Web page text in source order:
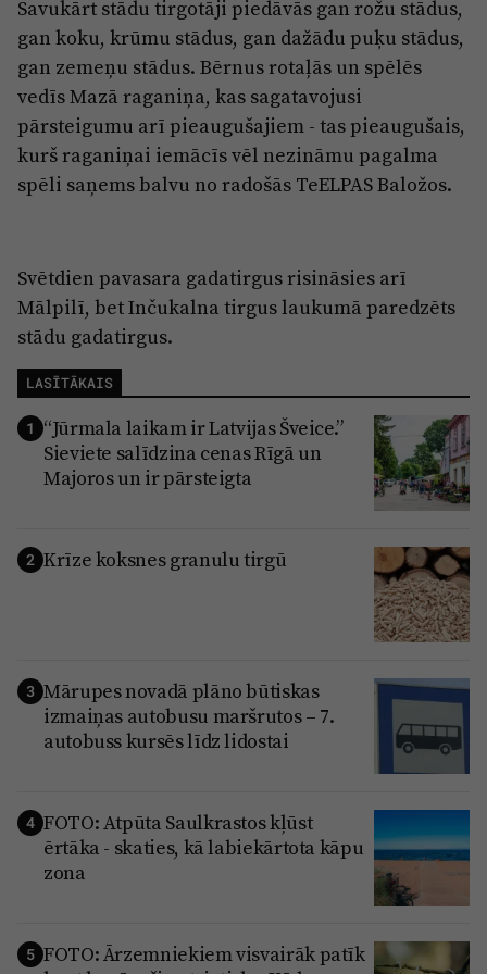
Jūrmala
Par laikrakstu
Privātuma politika
Ētikas kodekss
Lietošanas noteikumi
Savukārt stādu tirgotāji piedāvās gan rožu stādus,
gan koku, krūmu stādus, gan dažādu puķu stādus,
gan zemeņu stādus. Bērnus rotaļās un spēlēs
vedīs Mazā raganiņa, kas sagatavojusi
pārsteigumu arī pieaugušajiem - tas pieaugušais,
kurš raganiņai iemācīs vēl nezināmu pagalma
spēli saņems balvu no radošās TeELPAS Baložos.
Svētdien pavasara gadatirgus risināsies arī
Mālpilī, bet Inčukalna tirgus laukumā paredzēts
stādu gadatirgus.
LASĪTĀKAIS
1 “Jūrmala laikam ir Latvijas Šveice.”
Sieviete salīdzina cenas Rīgā un
Majoros un ir pārsteigta
2 Krīze koksnes granulu tirgū
3 Mārupes novadā plāno būtiskas
izmaiņas autobusu maršrutos – 7.
autobuss kursēs līdz lidostai
4 FOTO: Atpūta Saulkrastos kļūst
ērtāka - skaties, kā labiekārtota kāpu
zona
5 FOTO: Ārzemniekiem visvairāk patīk